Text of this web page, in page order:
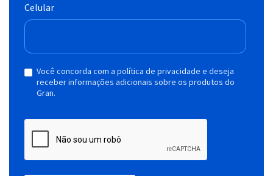
Celular
Você concorda com a política de privacidade e deseja
receber informações adicionais sobre os produtos do
Gran.